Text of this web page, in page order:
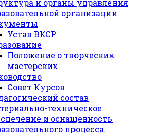
и органы управления
организации
Устав ВКСР
Положение о творческих
мастерских
Совет Курсов
состав
техническое
и оснащенность
процесса.